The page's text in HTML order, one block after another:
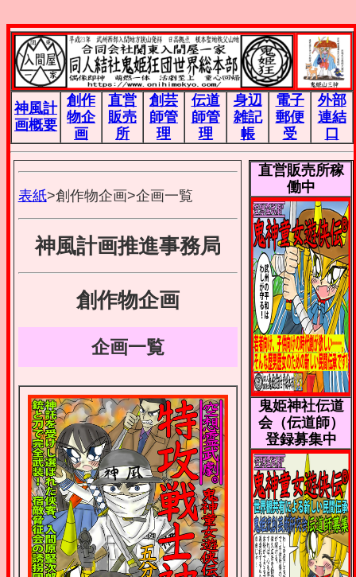
神風計
画概要
創作
物企
画
直営
販売
所
創芸
師管
理
伝道
師管
理
身辺
雑記
帳
電子
郵便
受
外部
連結
口
表紙>創作物企画>企画一覧
神風計画推進事務局
創作物企画
企画一覧
直営販売所稼
働中
鬼姫神社伝道
会（伝道師）
登録募集中